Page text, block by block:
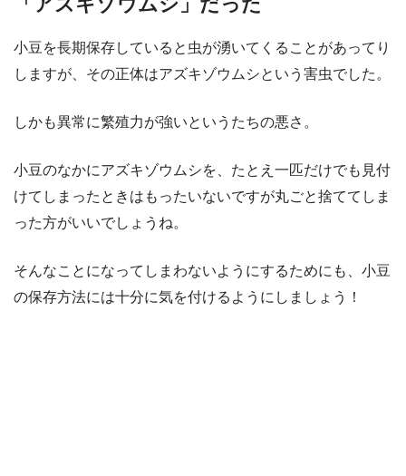
小豆を長期保存していると虫が湧いてくることがあってり
しますが、その正体はアズキゾウムシという害虫でした。
しかも異常に繁殖力が強いというたちの悪さ。
小豆のなかにアズキゾウムシを、たとえ一匹だけでも見付
けてしまったときはもったいないですが丸ごと捨ててしま
った方がいいでしょうね。
そんなことになってしまわないようにするためにも、小豆
の保存方法には十分に気を付けるようにしましょう！